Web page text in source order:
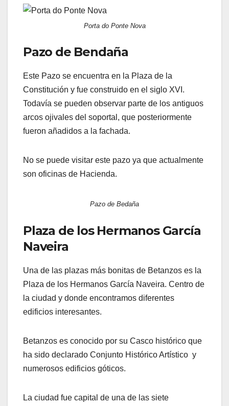
Porta do Ponte Nova
Pazo de Bendaña
Este Pazo se encuentra en la Plaza de la
Constitución y fue construido en el siglo XVI.
Todavía se pueden observar parte de los antiguos
arcos ojivales del soportal, que posteriormente
fueron añadidos a la fachada.
No se puede visitar este pazo ya que actualmente
son oficinas de Hacienda.
Pazo de Bedaña
Plaza de los Hermanos García
Naveira
Una de las plazas más bonitas de Betanzos es la
Plaza de los Hermanos García Naveira. Centro de
la ciudad y donde encontramos diferentes
edificios interesantes.
Betanzos es conocido por su Casco histórico que
ha sido declarado Conjunto Histórico Artístico y
numerosos edificios góticos.
La ciudad fue capital de una de las siete